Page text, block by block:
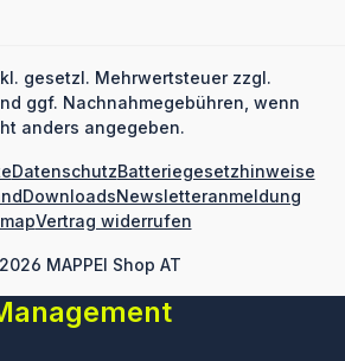
gesetzl. Mehrwertsteuer zzgl.
ggf. Nachnahmegebühren, wenn
anders angegeben.
MAPPEI Shop AT
DatenschutzBatteriegesetzhinweise
DownloadsNewsletteranmeldung
Vertrag widerrufen